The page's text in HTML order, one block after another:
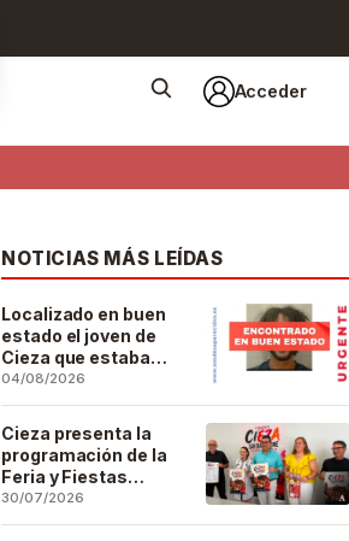
Acceder
NOTICIAS MÁS LEÍDAS
Localizado en buen
estado el joven de
Cieza que estaba
desaparecido desde
el pasado 29 de julio
04/08/2026
Cieza presenta la
programación de la
Feria y Fiestas
Patronales de San
Bartolomé 2026
30/07/2026